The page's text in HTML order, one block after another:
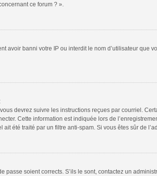
ce forum ? ».
banni votre IP ou interdit le nom d’utilisateur que
devrez suivre les instructions reçues par courriel.
Cette information est indiquée lors de
été traité par un filtre anti-spam. Si vous êtes sûr de
soient corrects. S’ils le sont, contactez un